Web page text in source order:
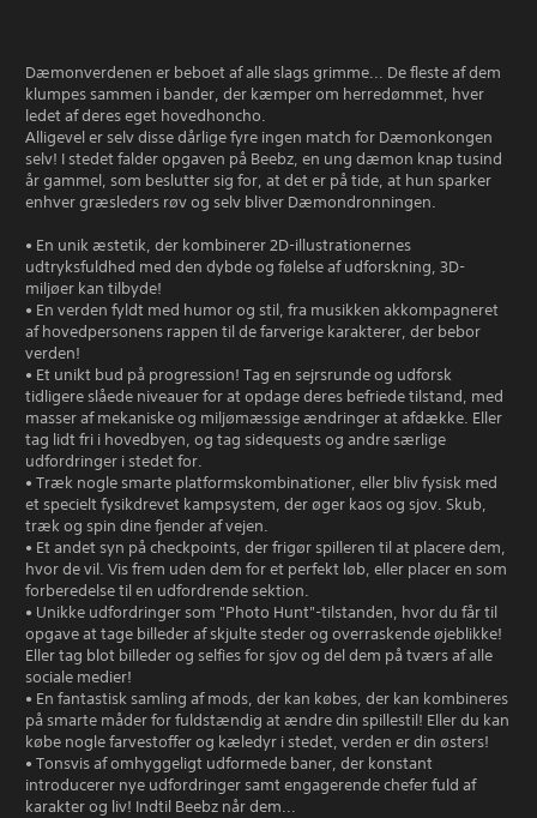
Dæmonverdenen er beboet af alle slags grimme... De fleste af dem
klumpes sammen i bander, der kæmper om herredømmet, hver
ledet af deres eget hovedhoncho.
Alligevel er selv disse dårlige fyre ingen match for Dæmonkongen
selv! I stedet falder opgaven på Beebz, en ung dæmon knap tusind
år gammel, som beslutter sig for, at det er på tide, at hun sparker
enhver græsleders røv og selv bliver Dæmondronningen.
• En unik æstetik, der kombinerer 2D-illustrationernes
udtryksfuldhed med den dybde og følelse af udforskning, 3D-
miljøer kan tilbyde!
• En verden fyldt med humor og stil, fra musikken akkompagneret
af hovedpersonens rappen til de farverige karakterer, der bebor
verden!
• Et unikt bud på progression! Tag en sejrsrunde og udforsk
tidligere slåede niveauer for at opdage deres befriede tilstand, med
masser af mekaniske og miljømæssige ændringer at afdække. Eller
tag lidt fri i hovedbyen, og tag sidequests og andre særlige
udfordringer i stedet for.
• Træk nogle smarte platformskombinationer, eller bliv fysisk med
et specielt fysikdrevet kampsystem, der øger kaos og sjov. Skub,
træk og spin dine fjender af vejen.
• Et andet syn på checkpoints, der frigør spilleren til at placere dem,
hvor de vil. Vis frem uden dem for et perfekt løb, eller placer en som
forberedelse til en udfordrende sektion.
• Unikke udfordringer som "Photo Hunt"-tilstanden, hvor du får til
opgave at tage billeder af skjulte steder og overraskende øjeblikke!
Eller tag blot billeder og selfies for sjov og del dem på tværs af alle
sociale medier!
• En fantastisk samling af mods, der kan købes, der kan kombineres
på smarte måder for fuldstændig at ændre din spillestil! Eller du kan
købe nogle farvestoffer og kæledyr i stedet, verden er din østers!
• Tonsvis af omhyggeligt udformede baner, der konstant
introducerer nye udfordringer samt engagerende chefer fuld af
karakter og liv! Indtil Beebz når dem...